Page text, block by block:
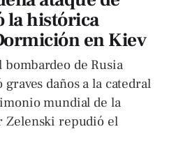
la histórica
en Kiev
bombardeo de Rusia
daños a la catedral
mundial de la
Zelenski repudió el